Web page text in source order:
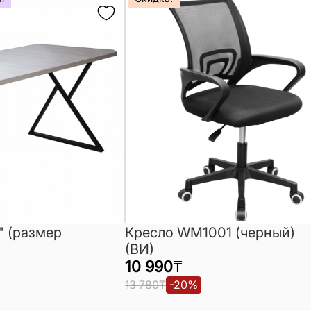
(размер
Кресло WM1001 (черный)
(ВИ)
10 990₸
13 780₸ -20%